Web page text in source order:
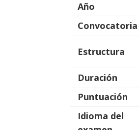
Año
Convocatoria
Estructura
Duración
Puntuación
Idioma del